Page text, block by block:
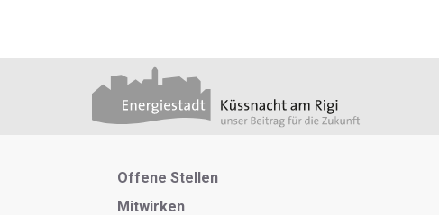
Metanavigation
Offene Stellen
Mitwirken